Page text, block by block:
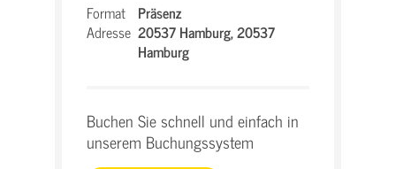
Format Präsenz
Adresse 20537 Hamburg,20537
Hamburg
Buchen Sie schnell und einfach in
unserem Buchungssystem